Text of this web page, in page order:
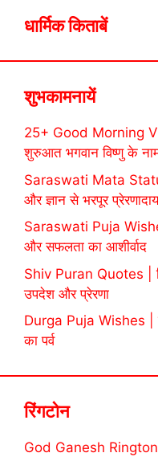
धार्मिक किताबें
शुभकामनायें
25+ Good Morning
शुरुआत भगवान विष्णु के
Saraswati Mata
और ज्ञान से भरपूर
Saraswati Puja
और सफलता का आशीर्वाद
Shiv Puran Quotes |
उपदेश और प्रेरणा
Durga Puja Wishes |
का पर्व
रिंगटोन
God Ganesh